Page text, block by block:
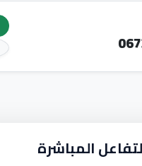
المباشرة